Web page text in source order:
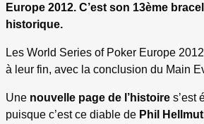
Europe 2012. C’est son 13ème
historique.
Les World Series of Poker Europe
à leur fin, avec la conclusion du Main
Une nouvelle page de l’histoire s’est
puisque c’est ce diable de Phil